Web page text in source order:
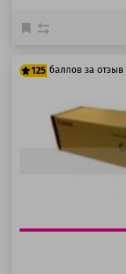
125 баллов за отзыв
100 баллов
125 баллов